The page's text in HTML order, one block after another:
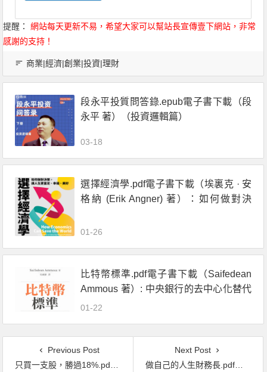
提醒：
網站每天更新不易，希望大家可以幫站長宣傳壹下網站，非常
感謝的支持！
商業|經濟|創業|投資|理財
段永平投質問答錄.epub電子書下載（段
永平 著）（投資邏輯篇）
03-18
選擇經濟學.pdf電子書下載（埃裏克 · 安
格納 (Erik Angner) 著）：如何做對決
01-26
比特幣標準.pdf電子書下載（Saifedean
Ammous 著）: 中央銀行的去中心化替代
方案
01-22
Previous Post
只買一支股，勝過18%.pdf電子書下載（施昇輝 著）：理財專家不敢教你的事
Next Post
做自己的人生財務長.pdf電子書下載（道格拉斯 · 麥考米克 (Douglas P. McCormick) 著）：人生就像一間公司, 運用經營原則, 讓個人財富極大化